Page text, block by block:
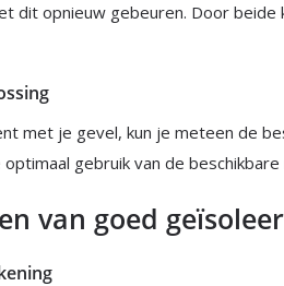
dit opnieuw gebeuren. Door
met je gevel, kun je meteen de
gebruik van de
van goed